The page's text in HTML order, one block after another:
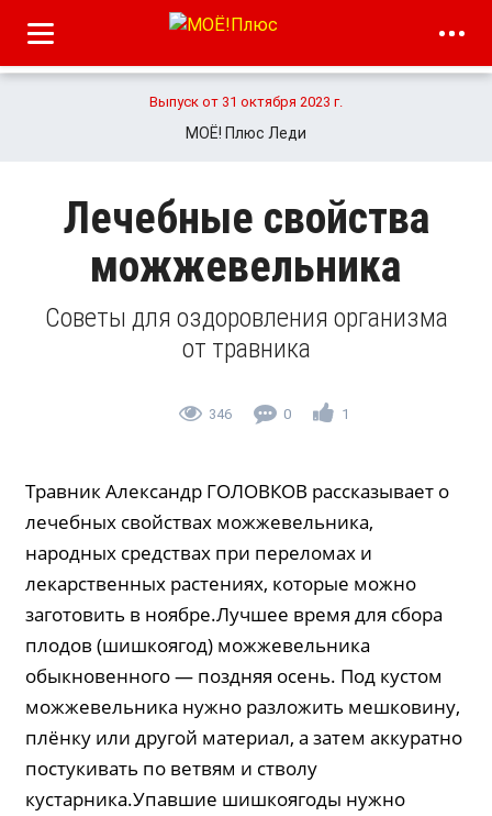
Выпуск от 31 октября 2023 г.
МОЁ! Плюс Леди
Лечебные свойства
можжевельника
Советы для оздоровления организма
от травника
346 0 1
Травник Александр ГОЛОВКОВ рассказывает о
лечебных свойствах можжевельника,
народных средствах при переломах и
лекарственных растениях, которые можно
заготовить в ноябре.Лучшее время для сбора
плодов (шишкоягод) можжевельника
обыкновенного — поздняя осень. Под кустом
можжевельника нужно разложить мешковину,
плёнку или другой материал, а затем аккуратно
постукивать по ветвям и стволу
кустарника.Упавшие шишкоягоды нужно